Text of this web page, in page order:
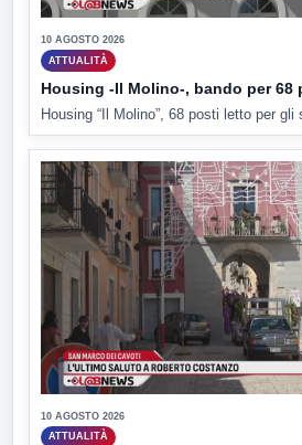
10 AGOSTO 2026
ATTUALITÀ
Housing -Il Molino-, bando per 68
Housing “Il Molino”, 68 posti letto per gli
10 AGOSTO 2026
ATTUALITÀ